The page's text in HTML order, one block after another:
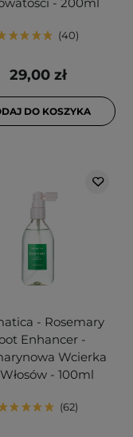
- 200ml
40
29,00 zł
DO KOSZYKA
- Rosemary
Enhancer -
Wcierka
- 100ml
62